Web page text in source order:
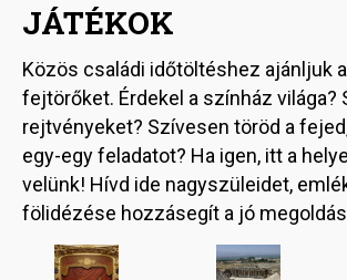
JÁTÉKOK
Közös családi időtöltéshez ajánljuk
fejtörőket. Érdekel a színház világa?
rejtvényeket? Szívesen töröd a
egy-egy feladatot? Ha igen, itt a
velünk! Hívd ide nagyszüleidet,
fölidézése hozzásegít a jó
Image Image